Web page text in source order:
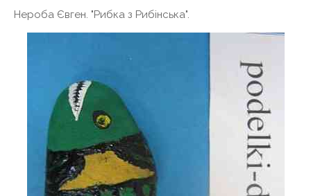
Нероба Євген. "Рибка з Рибінська".